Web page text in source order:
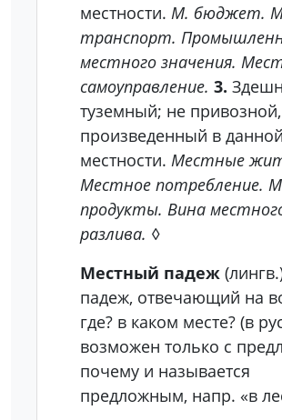
местности. М. бюджет.
транспорт.
местного значения.
самоуправление. 3.
туземный; не привозной,
произведенный в данной
местности. Местные
Местное потребление.
продукты. Вина
разлива. ◊
Местный падеж
падеж, отвечающий на
где? в каком месте? (в
возможен только с
почему и называется
предложным, напр. «в